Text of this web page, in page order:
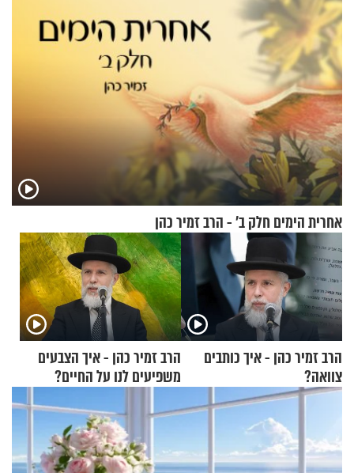
אחרית הימים חלק ב’ - הרב זמיר כהן
הרב זמיר כהן - איך כותבים
צוואה?
הרב זמיר כהן - איך הצבעים
משפיעים לנו על החיים?